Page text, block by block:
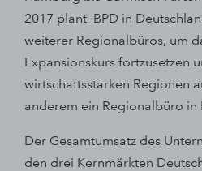
2017 plant BPD in
weiterer Regionalbüros, um
Expansionskurs fortzusetzen
wirtschaftsstarken Regionen
anderem ein Regionalbüro in
Der Gesamtumsatz des
den drei Kernmärkten